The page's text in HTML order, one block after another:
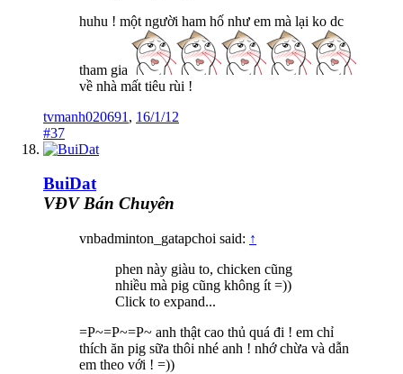
huhu ! một người ham hố như em mà lại ko dc
tham gia
về nhà mất tiêu rùi !
tvmanh020691 , 16/1/12
#37
BuiDat
VĐV Bán Chuyên
vnbadminton_gatapchoi said: ↑
phen này giàu to, chicken cũng
nhiều mà pig cũng không ít =))
Click to expand...
=P~=P~=P~ anh thật cao thủ quá đi ! em chỉ
thích ăn pig sữa thôi nhé anh ! nhớ chừa và dẫn
em theo với ! =))